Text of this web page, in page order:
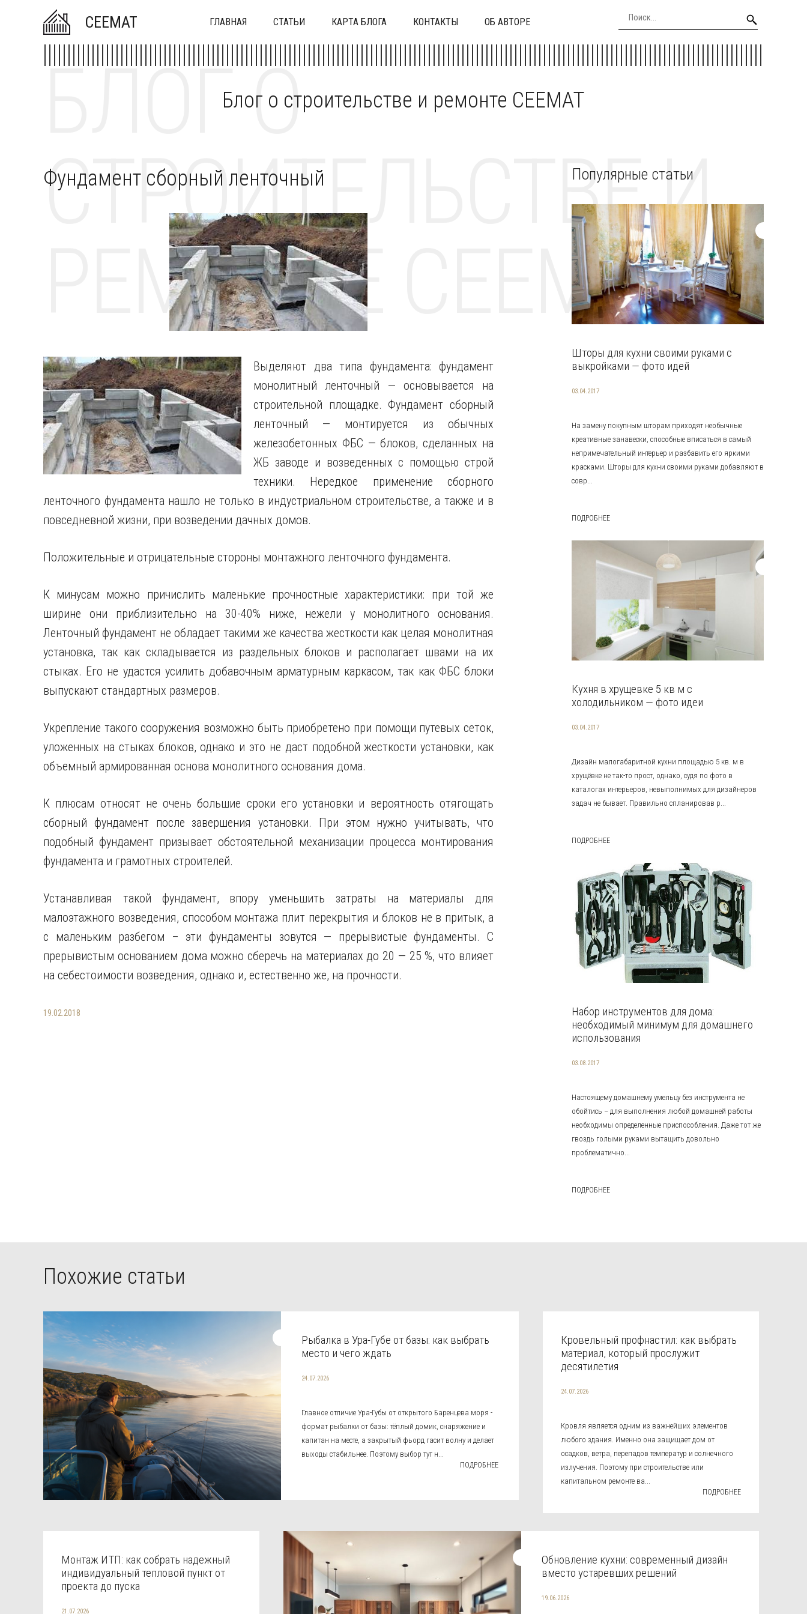
CEEMAT ГЛАВНАЯ СТАТЬИ КАРТА БЛОГА КОНТАКТЫ ОБ АВТОРЕ
Блог о строительстве и ремонте CEEMAT
БЛОГ О
СТРОИТЕЛЬСТВЕ И
РЕМОНТЕ CEEMAT
Фундамент сборный ленточный
Выделяют два типа фундамента: фундамент
монолитный ленточный — основывается на
строительной площадке. Фундамент сборный
ленточный — монтируется из обычных
железобетонных ФБС — блоков, сделанных на
ЖБ заводе и возведенных с помощью строй
техники. Нередкое применение сборного
ленточного фундамента нашло не только в индустриальном строительстве, а также и в
повседневной жизни, при возведении дачных домов.
Положительные и отрицательные стороны монтажного ленточного фундамента.
К минусам можно причислить маленькие прочностные характеристики: при той же
ширине они приблизительно на 30-40% ниже, нежели у монолитного основания.
Ленточный фундамент не обладает такими же качества жесткости как целая монолитная
установка, так как складывается из раздельных блоков и располагает швами на их
стыках. Его не удастся усилить добавочным арматурным каркасом, так как ФБС блоки
выпускают стандартных размеров.
Укрепление такого сооружения возможно быть приобретено при помощи путевых сеток,
уложенных на стыках блоков, однако и это не даст подобной жесткости установки, как
объемный армированная основа монолитного основания дома.
К плюсам относят не очень большие сроки его установки и вероятность отягощать
сборный фундамент после завершения установки. При этом нужно учитывать, что
подобный фундамент призывает обстоятельной механизации процесса монтирования
фундамента и грамотных строителей.
Устанавливая такой фундамент, впору уменьшить затраты на материалы для
малоэтажного возведения, способом монтажа плит перекрытия и блоков не в притык, а
с маленьким разбегом – эти фундаменты зовутся — прерывистые фундаменты. С
прерывистым основанием дома можно сберечь на материалах до 20 — 25 %, что влияет
на себестоимости возведения, однако и, естественно же, на прочности.
19.02.2018
Популярные статьи
Шторы для кухни своими руками с
выкройками — фото идей
03.04.2017
На замену покупным шторам приходят необычные
креативные занавески, способные вписаться в самый
непримечательный интерьер и разбавить его яркими
красками. Шторы для кухни своими руками добавляют в
совр...
ПОДРОБНЕЕ
Кухня в хрущевке 5 кв м с
холодильником — фото идеи
03.04.2017
Дизайн малогабаритной кухни площадью 5 кв. м в
хрущёвке не так-то прост, однако, судя по фото в
каталогах интерьеров, невыполнимых для дизайнеров
задач не бывает. Правильно спланировав р...
ПОДРОБНЕЕ
Набор инструментов для дома:
необходимый минимум для домашнего
использования
03.08.2017
Настоящему домашнему умельцу без инструмента не
обойтись – для выполнения любой домашней работы
необходимы определенные приспособления. Даже тот же
гвоздь голыми руками вытащить довольно
проблематично...
ПОДРОБНЕЕ
Похожие статьи
Рыбалка в Ура-Губе от базы: как выбрать
место и чего ждать
24.07.2026
Главное отличие Ура-Губы от открытого Баренцева моря -
формат рыбалки от базы: тёплый домик, снаряжение и
капитан на месте, а закрытый фьорд гасит волну и делает
выходы стабильнее. Поэтому выбор тут н...
ПОДРОБНЕЕ
Кровельный профнастил: как выбрать
материал, который прослужит
десятилетия
24.07.2026
Кровля является одним из важнейших элементов
любого здания. Именно она защищает дом от
осадков, ветра, перепадов температур и солнечного
излучения. Поэтому при строительстве или
капитальном ремонте ва...
ПОДРОБНЕЕ
Монтаж ИТП: как собрать надежный
индивидуальный тепловой пункт от
проекта до пуска
21.07.2026
Обновление кухни: современный дизайн
вместо устаревших решений
19.06.2026